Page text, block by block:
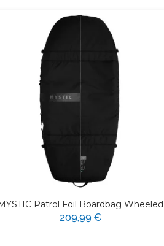
Patrol Foil Boardbag Wheeled
209,99 €